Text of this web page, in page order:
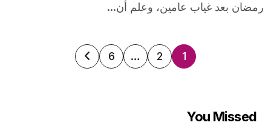
رمضان بعد غياب عامين، وعلم أن...
تعدد
المقالات
1
2
…
6
You Missed